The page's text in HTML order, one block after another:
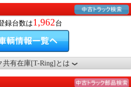
録台数は1,962台
共有在庫[T-Ring]とは